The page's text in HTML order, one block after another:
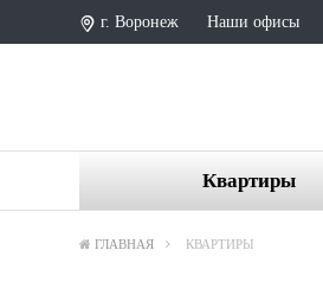
г. Воронеж Наши офисы
Квартиры
ГЛАВНАЯ КВАРТИРЫ